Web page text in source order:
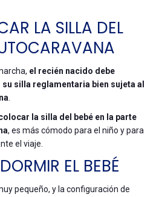
LA SILLA DEL
el recién nacido debe
silla reglamentaria bien sujeta al
la silla del bebé en la parte
, es más cómodo para el niño y para
el viaje.
EL BEBÉ
pequeño, y la configuración de